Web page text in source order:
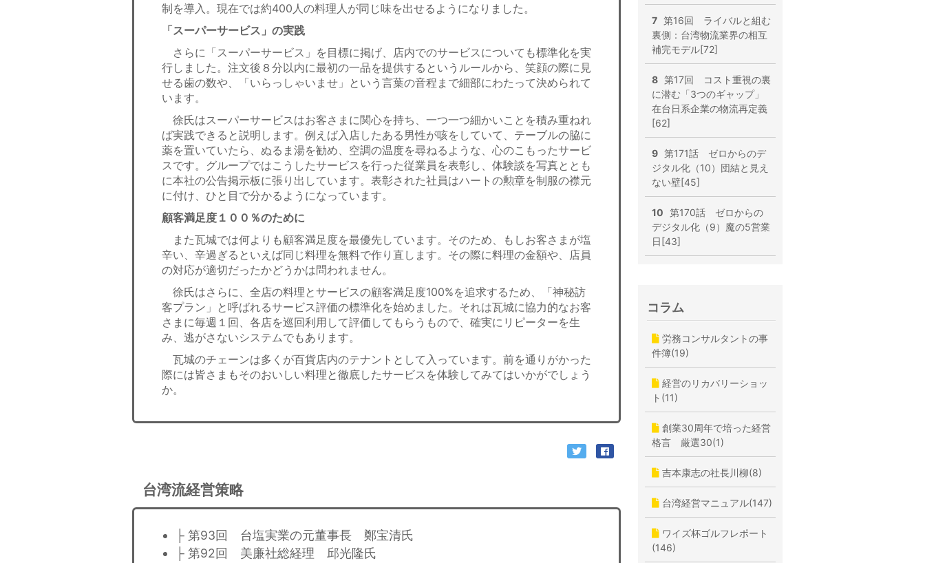
制を導入。現在では約400人の料理人が同じ味を出せるようになりました。
「スーパーサービス」の実践
さらに「スーパーサービス」を目標に掲げ、店内でのサービスについても標準化を実
行しました。注文後８分以内に最初の一品を提供するというルールから、笑顔の際に見
せる歯の数や、「いらっしゃいませ」という言葉の音程まで細部にわたって決められて
います。
徐氏はスーパーサービスはお客さまに関心を持ち、一つ一つ細かいことを積み重ねれ
ば実践できると説明します。例えば入店したある男性が咳をしていて、テーブルの脇に
薬を置いていたら、ぬるま湯を勧め、空調の温度を尋ねるような、心のこもったサービ
スです。グループではこうしたサービスを行った従業員を表彰し、体験談を写真ととも
に本社の公告掲示板に張り出しています。表彰された社員はハートの勲章を制服の襟元
に付け、ひと目で分かるようになっています。
顧客満足度１００％のために
また瓦城では何よりも顧客満足度を最優先しています。そのため、もしお客さまが塩
辛い、辛過ぎるといえば同じ料理を無料で作り直します。その際に料理の金額や、店員
の対応が適切だったかどうかは問われません。
徐氏はさらに、全店の料理とサービスの顧客満足度100%を追求するため、「神秘訪
客プラン」と呼ばれるサービス評価の標準化を始めました。それは瓦城に協力的なお客
さまに毎週１回、各店を巡回利用して評価してもらうもので、確実にリピーターを生
み、逃がさないシステムでもあります。
瓦城のチェーンは多くが百貨店内のテナントとして入っています。前を通りがかった
際には皆さまもそのおいしい料理と徹底したサービスを体験してみてはいかがでしょう
か。
台湾流経営策略
├ 第93回 台塩実業の元董事長 鄭宝清氏
├ 第92回 美廉社総経理 邱光隆氏
7 第16回 ライバルと組む
裏側：台湾物流業界の相互
補完モデル[72]
8 第17回 コスト重視の裏
に潜む「3つのギャップ」
在台日系企業の物流再定義
[62]
9 第171話 ゼロからのデ
ジタル化（10）団結と見え
ない壁[45]
10 第170話 ゼロからの
デジタル化（9）魔の5営業
日[43]
コラム
労務コンサルタントの事
件簿(19)
経営のリカバリーショッ
ト(11)
創業30周年で培った経営
格言 厳選30(1)
吉本康志の社長川柳(8)
台湾経営マニュアル(147)
ワイズ杯ゴルフレポート
(146)